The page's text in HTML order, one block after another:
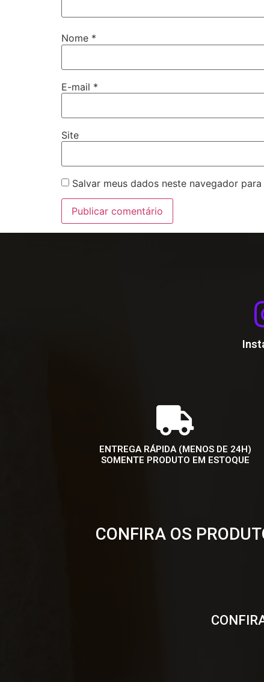
Nome *
E-mail *
Site
Salvar meus dados neste navegador
ENTREGA RÁPIDA (MENOS DE 24H)
SOMENTE PRODUTO EM ESTOQUE
CONFIRA OS